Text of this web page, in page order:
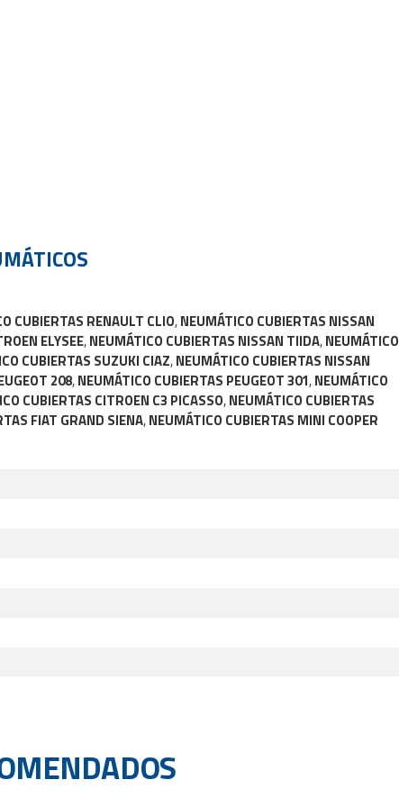
CUBIERTAS RENAULT CLIO,NEUMÁTICO CUBIERTAS NISSAN
ELYSEE,NEUMÁTICO CUBIERTAS NISSAN TIIDA,NEUMÁTICO
CUBIERTAS SUZUKI CIAZ,NEUMÁTICO CUBIERTAS NISSAN
208,NEUMÁTICO CUBIERTAS PEUGEOT 301,NEUMÁTICO
CUBIERTAS CITROEN C3 PICASSO,NEUMÁTICO CUBIERTAS
FIAT GRAND SIENA,NEUMÁTICO CUBIERTAS MINI COOPER